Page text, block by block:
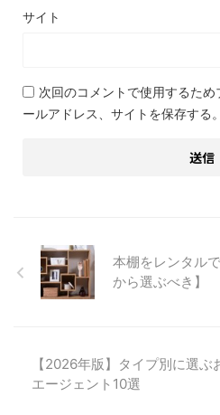
サイト
次回のコメントで使用するた
ールアドレス、サイトを保存する。
本棚をレンタル
から選ぶべき】
【2026年版】タイプ別に選ぶ
エージェント10選